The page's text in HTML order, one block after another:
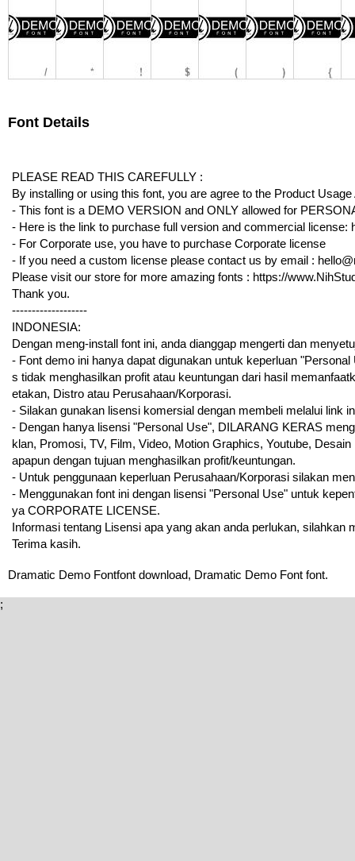
Font Details
PLEASE READ THIS CAREFULLY :
By installing or using this font, you are agree to the Product
- This font is a DEMO VERSION and ONLY allowed for
- Here is the link to purchase full version and commercial
- For Corporate use, you have to purchase Corporate license
- If you need a custom license please contact us by email :
Please visit our store for more amazing fonts : https://
Thank you.
-------------------
INDONESIA:
Dengan meng-install font ini, anda dianggap mengerti dan
- Font demo ini hanya dapat digunakan untuk keperluan
s tidak menghasilkan profit atau keuntungan dari hasil
etakan, Distro atau Perusahaan/Korporasi.
- Silakan gunakan lisensi komersial dengan membeli melalui link
- Dengan hanya lisensi "Personal Use", DILARANG KERAS
klan, Promosi, TV, Film, Video, Motion Graphics, Youtube,
apapun dengan tujuan menghasilkan profit/keuntungan.
- Untuk penggunaan keperluan Perusahaan/Korporasi silakan
- Menggunakan font ini dengan lisensi "Personal Use" untuk
ya CORPORATE LICENSE.
Informasi tentang Lisensi apa yang akan anda perlukan, silahkan
Terima kasih.
Dramatic Demo Fontfont download, Dramatic Demo Font font.
;